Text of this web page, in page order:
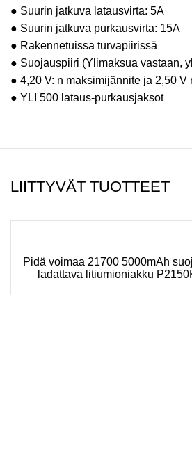
● Suurin jatkuva latausvirta: 5A
● Suurin jatkuva purkausvirta: 15A
● Rakennetuissa turvapiirissä
● Suojauspiiri (Ylimaksua vastaan,
● 4,20 V: n maksimijännite ja 2,50 V
● YLI 500 lataus-purkausjaksot
LIITTYVÄT TUOTTEET
Pidä voimaa 21700 5000mAh
ladattava litiumioniakku